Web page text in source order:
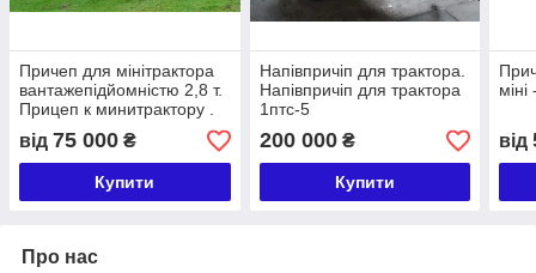
Причеп для мінітрактора
вантажепідйомністю 2,8 т.
Прицеп к минитрактору .
Вантажність 2.8т
від 75 000 ₴
Купити
Напівпричіп для трактора.
Напівпричіп для трактора
1птс-5
200 000₴
Купити
від
Про нас